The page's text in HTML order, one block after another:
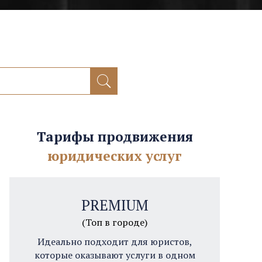
Тарифы продвижения
юридических услуг
PREMIUM
(Топ в городе)
Идеально подходит для юристов,
которые оказывают услуги в одном